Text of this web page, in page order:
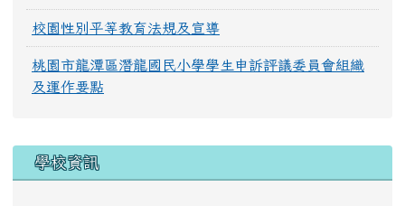
校園性別平等教育法規及宣導
桃園市龍潭區潛龍國民小學學生申訴評議委員會組織
及運作要點
學校資訊